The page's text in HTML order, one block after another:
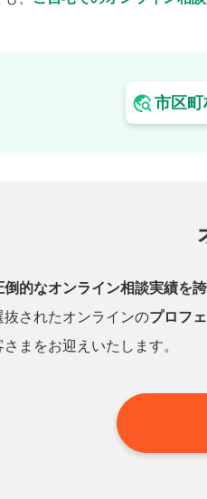
市区町
倒的なオンライン相談実績を
抜されたオンラインのプロフ
さまをお迎えいたします。